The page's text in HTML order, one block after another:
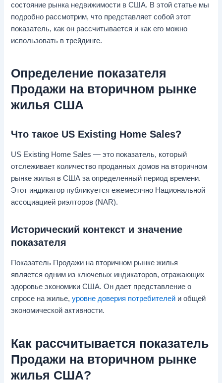
состояние рынка недвижимости в США. В этой статье мы
подробно рассмотрим, что представляет собой этот
показатель, как он рассчитывается и как его можно
использовать в трейдинге.
Определение показателя
Продажи на вторичном рынке
жилья США
Что такое US Existing Home Sales?
US Existing Home Sales — это показатель, который
отслеживает количество проданных домов на вторичном
рынке жилья в США за определенный период времени.
Этот индикатор публикуется ежемесячно Национальной
ассоциацией риэлторов (NAR).
Исторический контекст и значение
показателя
Показатель Продажи на вторичном рынке жилья
является одним из ключевых индикаторов, отражающих
здоровье экономики США. Он дает представление о
спросе на жилье,уровне доверия потребителей и общей
экономической активности.
Как рассчитывается показатель
Продажи на вторичном рынке
жилья США?